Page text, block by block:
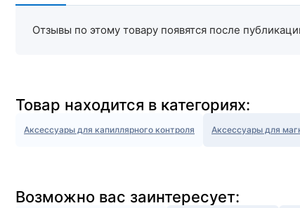
Отзывы по этому товару появятся после
Товар находится в категориях:
Аксессуары для капиллярного контроля Аксессуары для
Возможно вас заинтересует: